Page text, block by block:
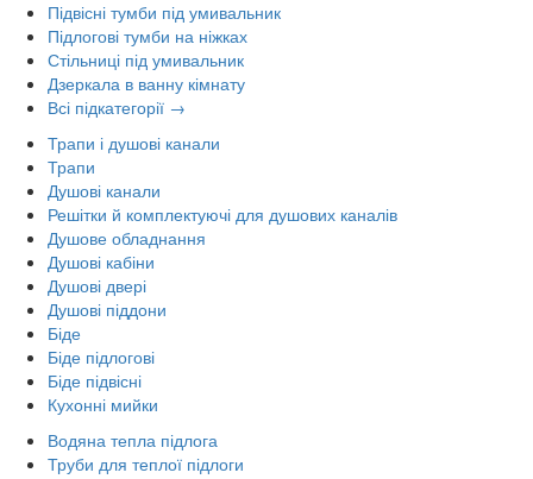
Підвісні тумби під умивальник
Підлогові тумби на ніжках
Стільниці під умивальник
Дзеркала в ванну кімнату
Всі підкатегорії →
Трапи і душові канали
Трапи
Душові канали
Решітки й комплектуючі для душових каналів
Душове обладнання
Душові кабіни
Душові двері
Душові піддони
Біде
Біде підлогові
Біде підвісні
Кухонні мийки
Водяна тепла підлога
Труби для теплої підлоги